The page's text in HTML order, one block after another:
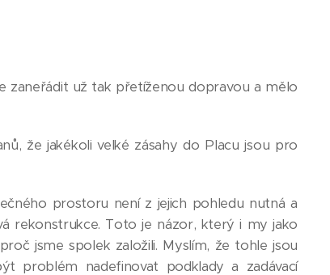
zaneřádit už tak přetíženou dopravou a mělo
že jakékoli velké zásahy do Placu jsou pro
prostoru není z jejich pohledu nutná a
rekonstrukce. Toto je názor, který i my jako
jsme spolek založili. Myslím, že tohle jsou
problém nadefinovat podklady a zadávací